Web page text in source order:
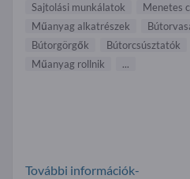
Sajtolási munkálatok
Menetes
Műanyag alkatrészek
Bútorgörgők
Bútorcsúsztatók
Műanyag rollnik
...
További információk-